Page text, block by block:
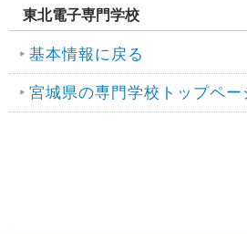
東北電子専門学校
基本情報に戻る
宮城県の専門学校トップペー